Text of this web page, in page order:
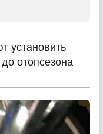
установить
отопсезона